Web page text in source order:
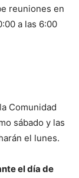
reuniones en
a las 6:00
Comunidad
sábado y las
el lunes.
el día de